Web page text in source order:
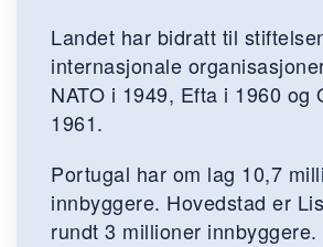
Landet har bidratt til
internasjonale
NATO i 1949, Efta i 1960 og
1961.
Portugal har om lag 10,7
innbyggere. Hovedstad er
rundt 3 millioner innbyggere.